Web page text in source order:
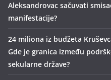
Aleksandrovac sačuvati
manifestacije?
24 miliona iz budžeta
Gde je granica između
sekularne države?